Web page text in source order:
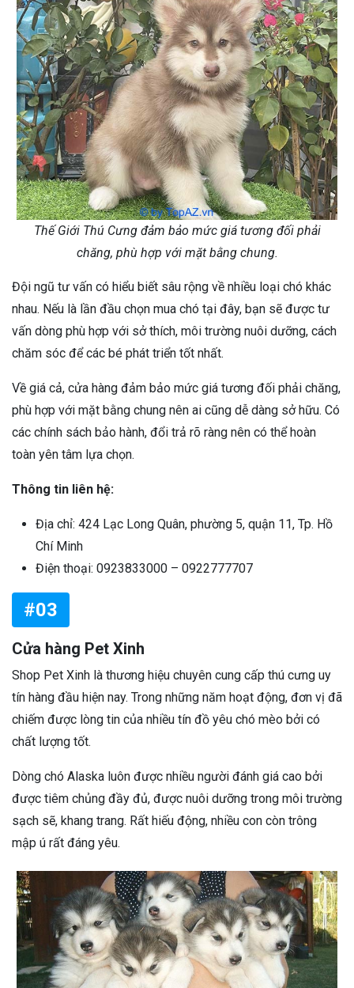
Thế Giới Thú Cưng đảm bảo mức giá tương đối phải
chăng, phù hợp với mặt bằng chung.
Đội ngũ tư vấn có hiểu biết sâu rộng về nhiều loại chó khác
nhau. Nếu là lần đầu chọn mua chó tại đây, bạn sẽ được tư
vấn dòng phù hợp với sở thích, môi trường nuôi dưỡng, cách
chăm sóc để các bé phát triển tốt nhất.
Về giá cả, cửa hàng đảm bảo mức giá tương đối phải chăng,
phù hợp với mặt bằng chung nên ai cũng dễ dàng sở hữu. Có
các chính sách bảo hành, đổi trả rõ ràng nên có thể hoàn
toàn yên tâm lựa chọn.
Thông tin liên hệ:
Địa chỉ: 424 Lạc Long Quân, phường 5, quận 11, Tp. Hồ
Chí Minh
Điện thoại: 0923833000 – 0922777707
#03
Cửa hàng Pet Xinh
Shop Pet Xinh là thương hiệu chuyên cung cấp thú cưng uy
tín hàng đầu hiện nay. Trong những năm hoạt động, đơn vị đã
chiếm được lòng tin của nhiều tín đồ yêu chó mèo bởi có
chất lượng tốt.
Dòng chó Alaska luôn được nhiều người đánh giá cao bởi
được tiêm chủng đầy đủ, được nuôi dưỡng trong môi trường
sạch sẽ, khang trang. Rất hiếu động, nhiều con còn trông
mập ú rất đáng yêu.